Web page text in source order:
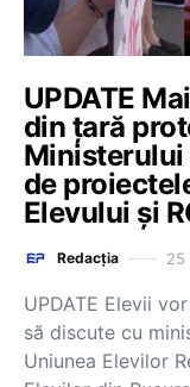
UPDATE
din țară
Ministerului
de
Elevului și
Redacția 25
UPDATE Elevii
să discute cu
Uniunea Elevilor